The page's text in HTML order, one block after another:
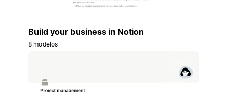
Build your business in Notion
8 modelos